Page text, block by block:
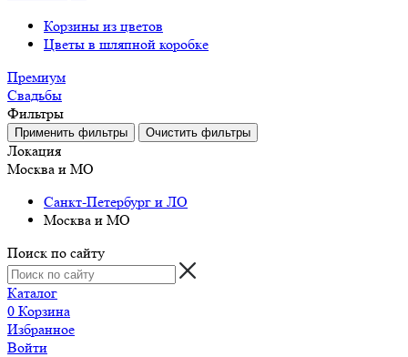
Корзины из цветов
Цветы в шляпной коробке
Премиум
Свадьбы
Фильтры
Локация
Москва и МО
Санкт-Петербург и ЛО
Москва и МО
Поиск по сайту
Каталог
0 Корзина
Избранное
Войти